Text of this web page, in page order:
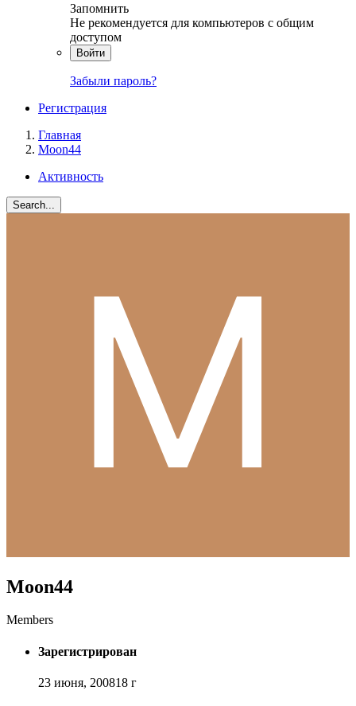
Запомнить
Не рекомендуется для компьютеров с общим
доступом
Войти
Забыли пароль?
Регистрация
Главная
Moon44
Активность
Search...
Moon44
Members
Зарегистрирован
23 июня, 200818 г